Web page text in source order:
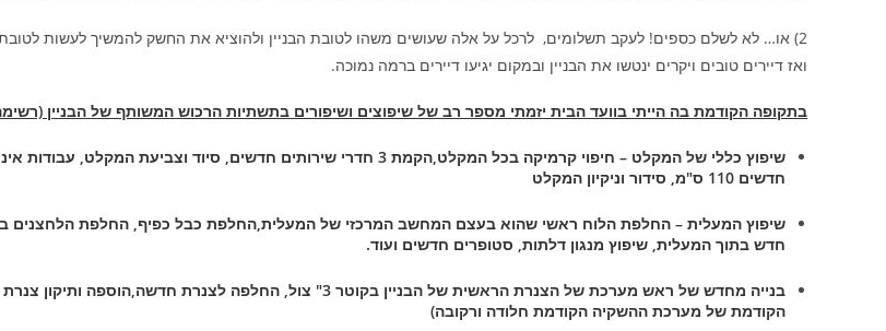
2) או… לא לשלם כספים! לעקב תשלומים, לרכל על אלה שעושים משהו לטובת הבניין ולהוציא את החשק להמשיך לעשות לטובת
ואז דיירים טובים ויקרים ינטשו את הבניין ובמקום יגיעו דיירים ברמה נמוכה.
בתקופה הקודמת בה הייתי בוועד הבית יזמתי מספר רב של שיפוצים ושיפורים בתשתיות הרכוש המשותף של הבניין
שיפוץ כללי של המקלט – חיפוי קרמיקה בכל המקלט,הקמת 3 חדרי שירותים
חדשים 110 ס"מ, סידור וניקיון המקלט
שיפוץ המעלית – החלפת הלוח ראשי שהוא בעצם המחשב המרכזי של המעלית,החלפת כבל כפיף, החלפת הלחצנים
חדש בתוך המעלית, שיפוץ מנגון דלתות, סטופרים חדשים ועוד.
בנייה מחדש של ראש מערכת של הצנרת הראשית של הבניין בקוטר 3" צול,
הקודמת של מערכת ההשקיה הקודמת חלודה ורקובה)